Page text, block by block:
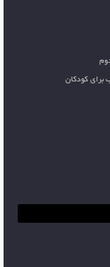
برای کودکان